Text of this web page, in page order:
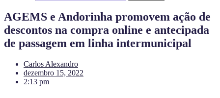
AGEMS e Andorinha promovem ação de
descontos na compra online e antecipada
de passagem em linha intermunicipal
Carlos Alexandro
dezembro 15, 2022
2:13 pm